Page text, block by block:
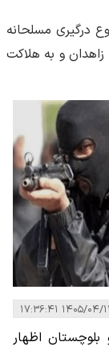
درگیری مسلحانه
زاهدان و به هلاکت
اظهار